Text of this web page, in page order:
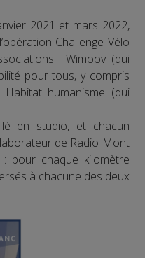
2021 et mars 2022,
Challenge Vélo
: Wimoov (qui
pour tous, y compris
humanisme (qui
en studio, et chacun
de Radio Mont
pour chaque kilomètre
à chacune des deux